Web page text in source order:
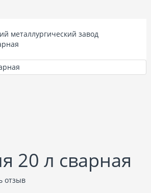
металлургический завод
20 л сварная
отзыв